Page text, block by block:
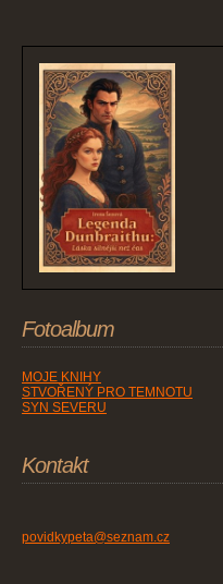
Fotoalbum
MOJE KNIHY
STVOŘENÝ PRO TEMNOTU
SYN SEVERU
Kontakt
povidkypeta@seznam.cz